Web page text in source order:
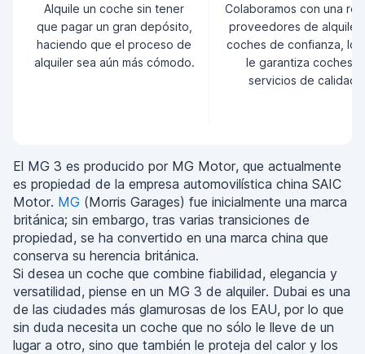
Alquile un coche sin tener
que pagar un gran depósito,
haciendo que el proceso de
alquiler sea aún más cómodo.
Colaboramos con una
proveedores de alquiler
coches de confianza, lo
le garantiza coches y
servicios de calidad.
El MG 3 es producido por MG Motor, que actualmente
es propiedad de la empresa automovilística china SAIC
Motor. MG (Morris Garages) fue inicialmente una marca
británica; sin embargo, tras varias transiciones de
propiedad, se ha convertido en una marca china que
conserva su herencia británica.
Si desea un coche que combine fiabilidad, elegancia y
versatilidad, piense en un MG 3 de alquiler. Dubai es una
de las ciudades más glamurosas de los EAU, por lo que
sin duda necesita un coche que no sólo le lleve de un
lugar a otro, sino que también le proteja del calor y los